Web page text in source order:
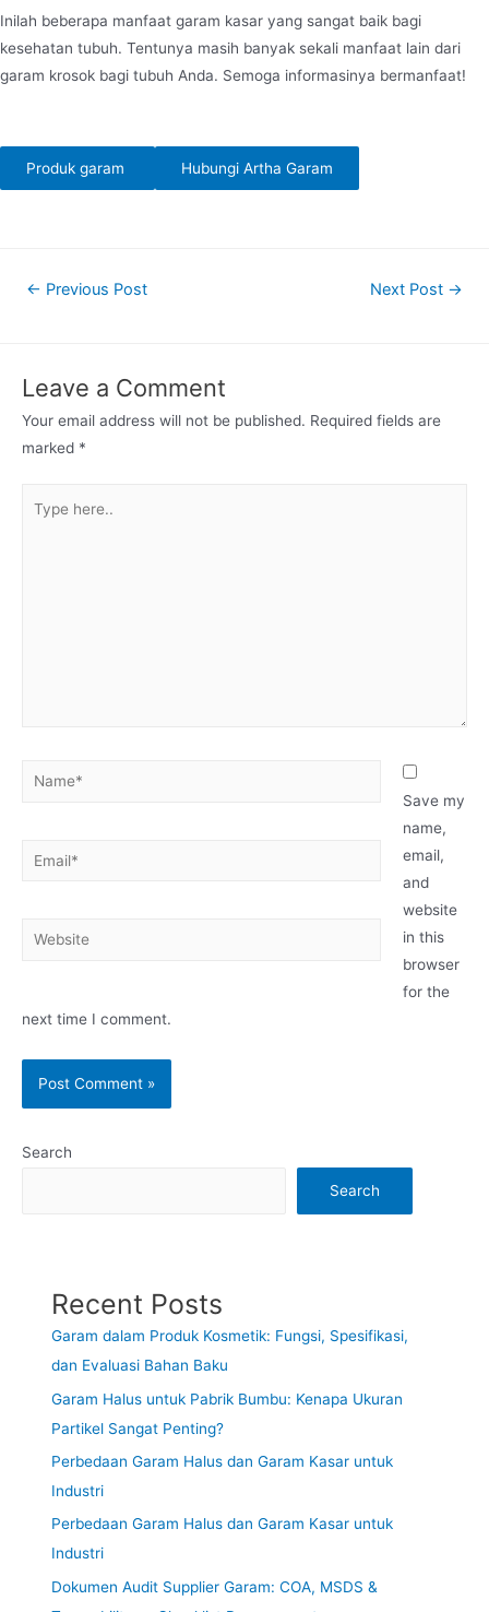
Inilah beberapa manfaat garam kasar yang sangat baik bagi
kesehatan tubuh. Tentunya masih banyak sekali manfaat lain dari
garam krosok bagi tubuh Anda. Semoga informasinya bermanfaat!
Produk garam Hubungi Artha Garam
Post← Previous Post Next Post →
Leave a Comment
Your email address will not be published. Required fields are
marked *
here..
Name*
Email*
Website
Save my
name,
email,
and
website
in this
browser
for the
next time I comment.
Search
Search
Recent Posts
Garam dalam Produk Kosmetik: Fungsi, Spesifikasi,
dan Evaluasi Bahan Baku
Garam Halus untuk Pabrik Bumbu: Kenapa Ukuran
Partikel Sangat Penting?
Perbedaan Garam Halus dan Garam Kasar untuk
Industri
Perbedaan Garam Halus dan Garam Kasar untuk
Industri
Dokumen Audit Supplier Garam: COA, MSDS &